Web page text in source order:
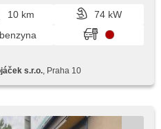
przeciwpoślizgowy
satelitarna, stabilizacja
podgrzewane fotele,
free, bluetooth, parkovací
LED denní svícení,
asistent změny jízdního pruhu,
10 km
74 kW
benzyna
s.r.o. , Praha 10